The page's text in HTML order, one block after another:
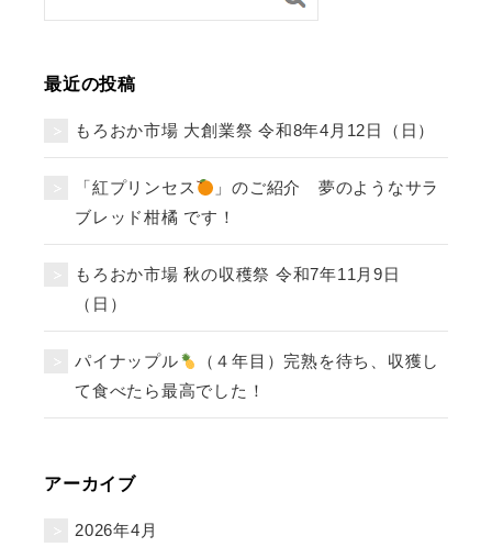
最近の投稿
もろおか市場 大創業祭 令和8年4月12日（日）
「紅プリンセス
」のご紹介 夢のようなサラ
ブレッド柑橘 です！
もろおか市場 秋の収穫祭 令和7年11月9日
（日）
パイナップル
（４年目）完熟を待ち、収獲し
て食べたら最高でした！
アーカイブ
2026年4月